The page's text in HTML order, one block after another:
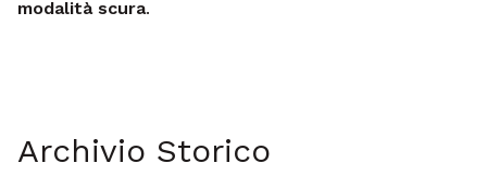
modalità scura.
Archivio Storico